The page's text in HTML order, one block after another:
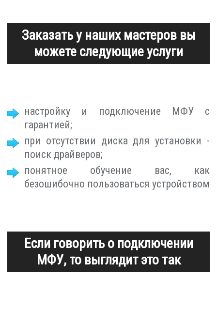
Заказать у наших мастеров вы
можете следующие услуги
настройку и подключение МФУ с
гарантией;
при отсутствии диска для установки -
поиск драйверов;
понятное обучение вас, как
безошибочно пользоваться устройством
Если говорить о подключении
МФУ, то выглядит это так